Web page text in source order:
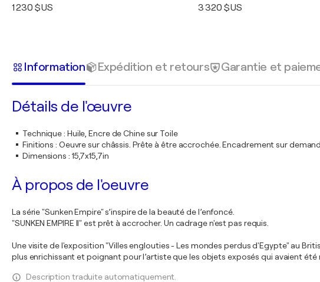
1 230 $US 3 320 $US
Information Expédition et retours Garantie et
Détails de l'œuvre
Technique: Huile, Encre de Chine sur Toile
Finitions : Oeuvre sur châssis. Prête à être accrochée. Encadrement sur
Dimensions : 15,7x15,7in
À propos de l'oeuvre
La série "Sunken Empire" s’inspire de la beauté de l’enfoncé.
"SUNKEN EMPIRE II" est prêt à accrocher. Un cadrage n'est pas requis.
Une visite de l'exposition "Villes englouties - Les mondes perdus d'Egypte" au
plus enrichissant et poignant pour l’artiste que les objets exposés qui avaient été
Description traduite automatiquement.